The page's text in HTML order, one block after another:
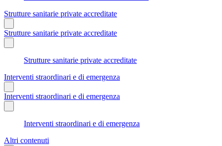
Strutture sanitarie private accreditate
Strutture sanitarie private accreditate
Strutture sanitarie private accreditate
Interventi straordinari e di emergenza
Interventi straordinari e di emergenza
Interventi straordinari e di emergenza
Altri contenuti